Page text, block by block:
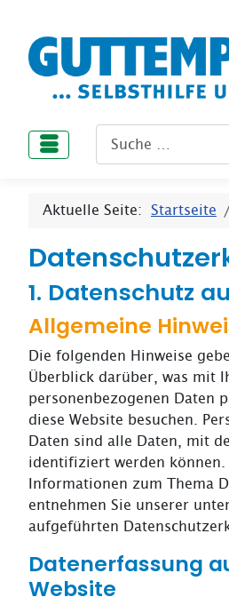
Aktuelle Seite: Startseite
1. Datenschutz
Allgemeine
Die folgenden Hinweise
Überblick darüber, was mit
personenbezogenen Daten
diese Website besuchen.
Daten sind alle Daten, mit
identifiziert werden
Informationen zum Thema
entnehmen Sie unserer
aufgeführten
Datenerfassung
Website